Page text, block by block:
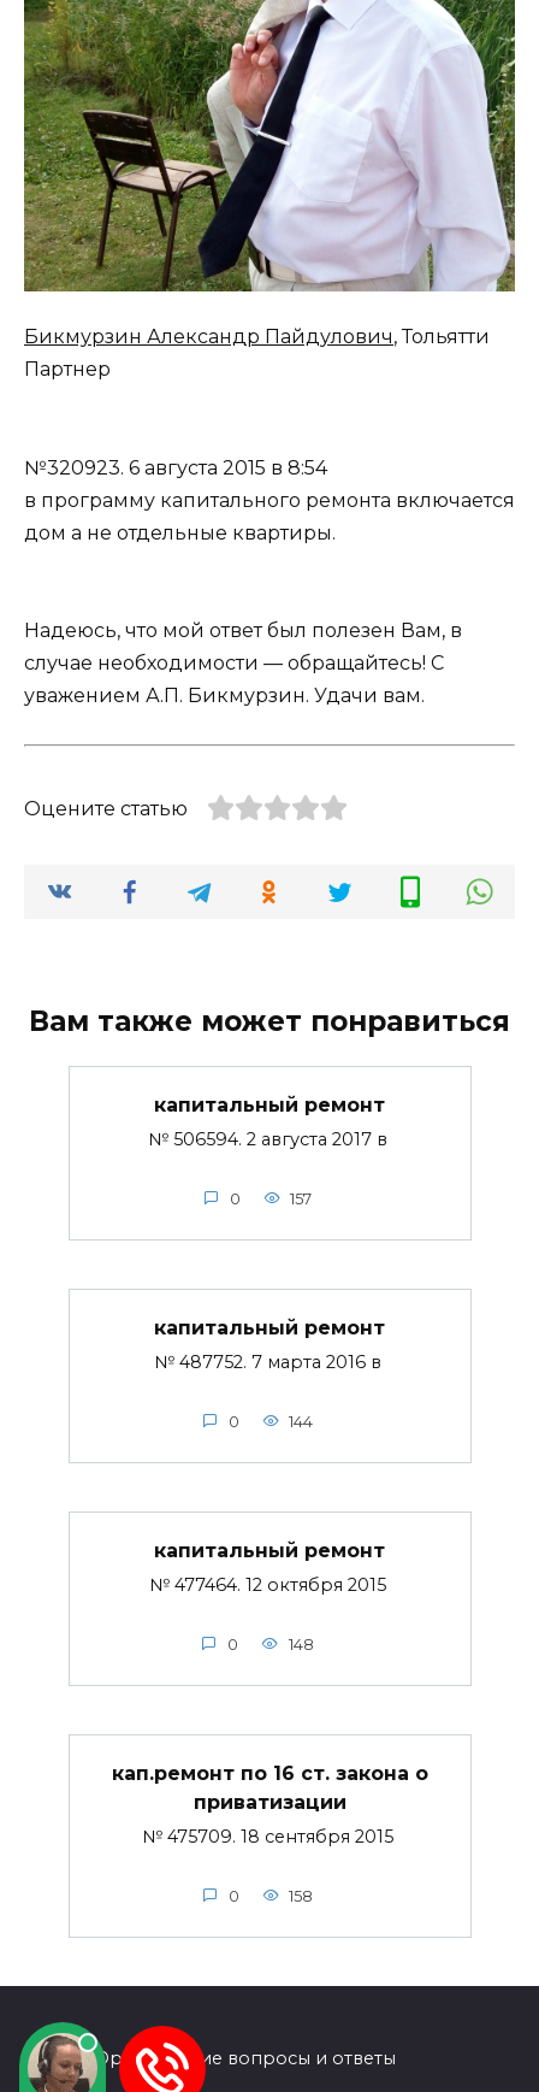
Бикмурзин Александр Пайдулович, Тольятти
Партнер
№320923. 6 августа 2015 в 8:54
в программу капитального ремонта включается
дом а не отдельные квартиры.
Надеюсь, что мой ответ был полезен Вам, в
случае необходимости — обращайтесь! С
уважением А.П. Бикмурзин. Удачи вам.
Оцените статью
Вам также может понравиться
капитальный ремонт
№ 506594. 2 августа 2017 в
0 157
капитальный ремонт
№ 487752. 7 марта 2016 в
0 144
капитальный ремонт
№ 477464. 12 октября 2015
0 148
кап.ремонт по 16 ст. закона о
приватизации
№ 475709. 18 сентября 2015
0 158
© 2026 Юридические вопросы и ответы